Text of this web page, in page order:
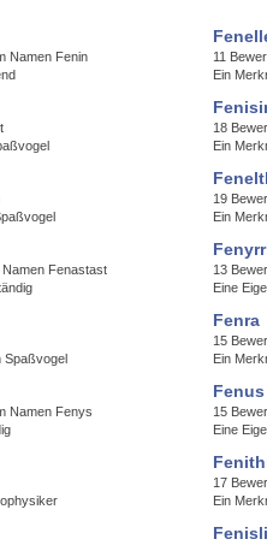
Namen Fenin
11
Ein
18
Ein
19
Ein
Fenastast
13
Eine
Spaßvogel
Fenra
15
Ein
Namen Fenys
Fenus
15
Eine
17
Ein